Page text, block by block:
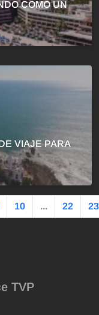
COMO UN
VIAJE PARA
10 ... 22 23
TVP